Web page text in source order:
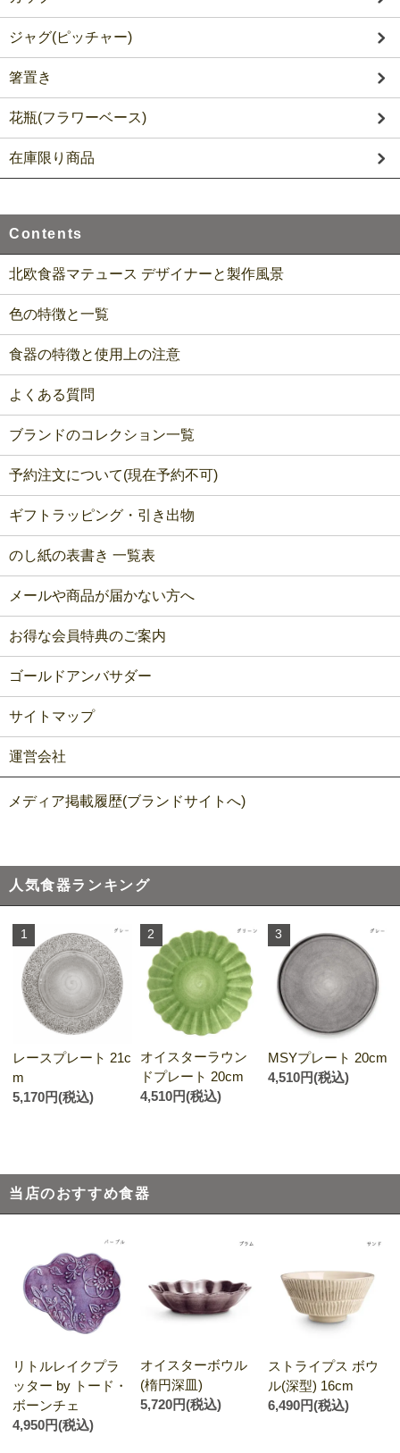
ジャグ(ピッチャー)
箸置き
花瓶(フラワーベース)
在庫限り商品
Contents
北欧食器マテュース デザイナーと製作風景
色の特徴と一覧
食器の特徴と使用上の注意
よくある質問
ブランドのコレクション一覧
予約注文について(現在予約不可)
ギフトラッピング・引き出物
のし紙の表書き 一覧表
メールや商品が届かない方へ
お得な会員特典のご案内
ゴールドアンバサダー
サイトマップ
運営会社
メディア掲載履歴(ブランドサイトへ)
人気食器ランキング
1
レースプレート 21c
m
5,170円(税込)
2
オイスターラウン
ドプレート 20cm
4,510円(税込)
3
MSYプレート 20cm
4,510円(税込)
当店のおすすめ食器
リトルレイクプラ
ッター by トード・
ボーンチェ
4,950円(税込)
オイスターボウル
(楕円深皿)
5,720円(税込)
ストライプス ボウ
ル(深型) 16cm
6,490円(税込)